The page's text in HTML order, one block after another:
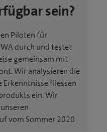
sein?
Piloten für
durch und testet
gemeinsam mit
Wir analysieren die
Erkenntnisse fliessen
ein. Wir
vom Sommer 2020